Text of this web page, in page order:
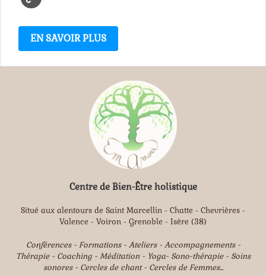
EN SAVOIR PLUS
Centre de Bien-Être holistique
Situé aux alentours de Saint Marcellin - Chatte - Chevrières -
Valence - Voiron - Grenoble - Isère (38)
Conférences - Formations - Ateliers - Accompagnements -
Thérapie - Coaching - Méditation - Yoga- Sono-thérapie - Soins
sonores - Cercles de chant - Cercles de Femmes...